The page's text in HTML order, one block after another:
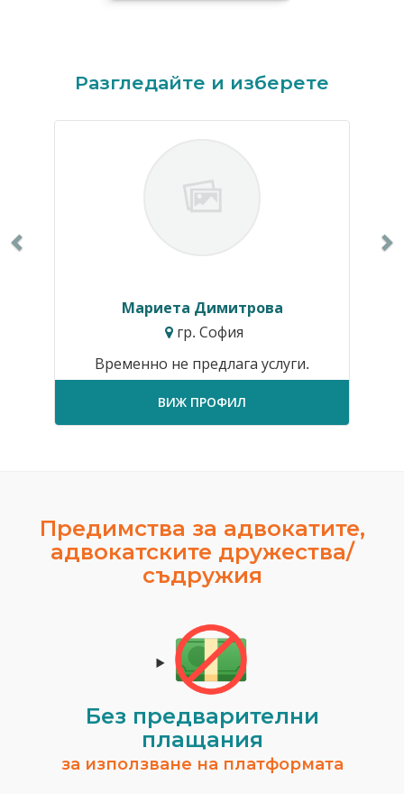
Разгледайте и изберете
Мариета Димитрова
гр. София
Временно не предлага услуги.
ВИЖ ПРОФИЛ
Предимства за адвокатите,
адвокатските дружества/
съдружия
Без предварителни
плащания
за използване на платформата